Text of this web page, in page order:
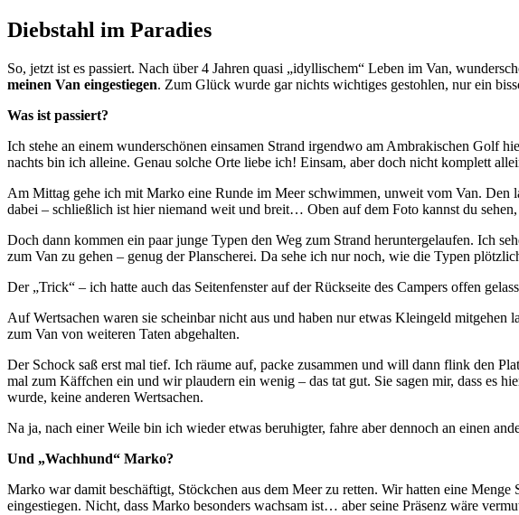
Diebstahl im Paradies
So, jetzt ist es passiert. Nach über 4 Jahren quasi „idyllischem“ Leben im Van,
meinen Van eingestiegen. Zum Glück wurde gar nichts wichtiges gestohlen, nur ein
Was ist passiert?
Ich stehe an einem wunderschönen einsamen Strand irgendwo am Ambrakischen Golf
nachts bin ich alleine. Genau solche Orte liebe ich! Einsam, aber doch nicht komplett
Am Mittag gehe ich mit Marko eine Runde im Meer schwimmen, unweit vom Van. Den
dabei – schließlich ist hier niemand weit und breit… Oben auf dem Foto kannst du sehen,
Doch dann kommen ein paar junge Typen den Weg zum Strand heruntergelaufen. Ich
zum Van zu gehen – genug der Planscherei. Da sehe ich nur noch, wie die Typen
Der „Trick“ – ich hatte auch das Seitenfenster auf der Rückseite des Campers offen
Auf Wertsachen waren sie scheinbar nicht aus und haben nur etwas Kleingeld
zum Van von weiteren Taten abgehalten.
Der Schock saß erst mal tief. Ich räume auf, packe zusammen und will dann flink den
mal zum Käffchen ein und wir plaudern ein wenig – das tat gut. Sie sagen mir, dass es
wurde, keine anderen Wertsachen.
Na ja, nach einer Weile bin ich wieder etwas beruhigter, fahre aber dennoch an einen
Und „Wachhund“ Marko?
Marko war damit beschäftigt, Stöckchen aus dem Meer zu retten. Wir hatten eine
eingestiegen. Nicht, dass Marko besonders wachsam ist… aber seine Präsenz wäre